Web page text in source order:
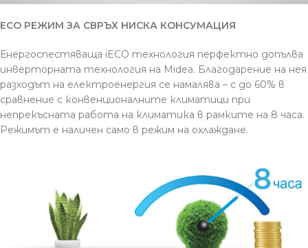
ECO РЕЖИМ ЗА СВРЪХ НИСКА КОНСУМАЦИЯ
Енергоспестяваща iECO технология перфектно допълва
инверторната технология на Midea. Благодарение на нея
разходът на електроенергия се намалява – с до 60% в
сравнение с конвенционалните климатици при
непрекъсната работа на климатика в рамките на 8 часа.
Режимът е наличен само в режим на охлаждане.